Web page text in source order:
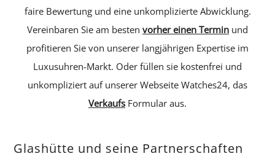
faire Bewertung und eine unkomplizierte Abwicklung.
Vereinbaren Sie am besten vorher einen Termin und
profitieren Sie von unserer langjährigen Expertise im
Luxusuhren-Markt. Oder füllen sie kostenfrei und
unkompliziert auf unserer Webseite Watches24, das
Verkaufs Formular aus.
Glashütte und seine Partnerschaften